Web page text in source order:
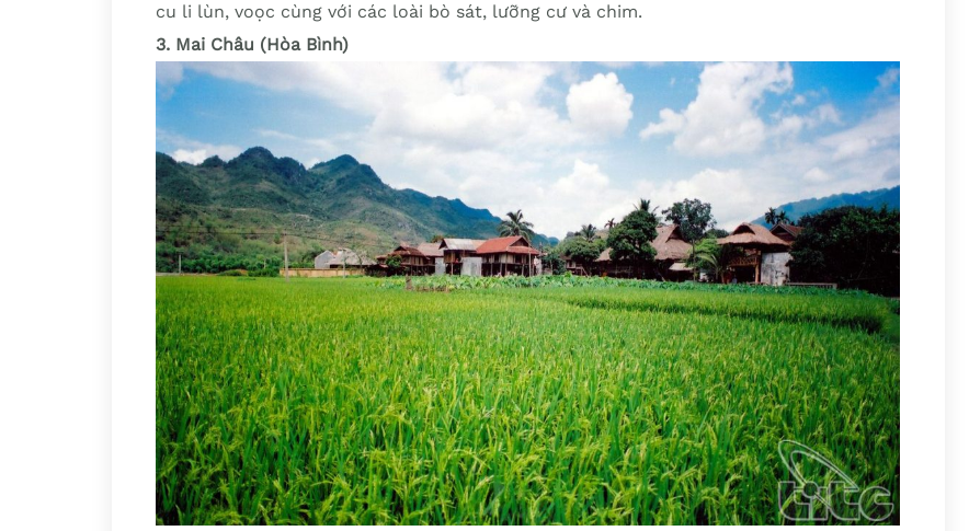
cu li lùn, voọc cùng với các loài bò sát, lưỡng cư và chim.
3. Mai Châu (Hòa Bình)